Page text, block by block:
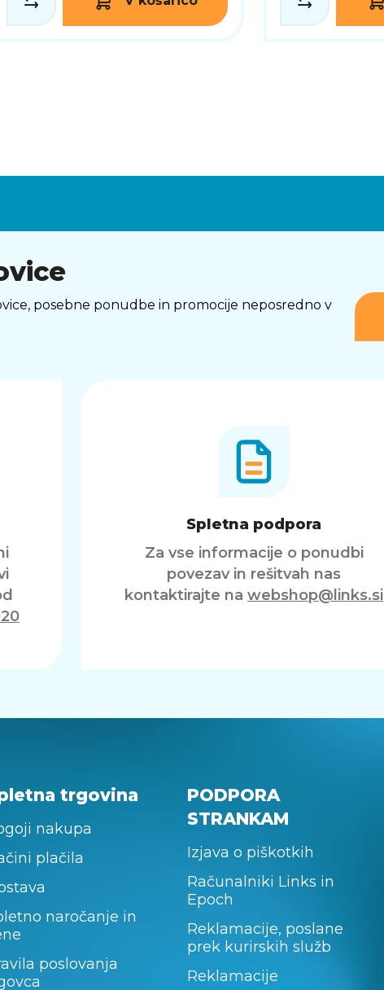
posebne ponudbe in promocije neposredno v
Spletna podpora
Za vse informacije o ponudbi
povezav in rešitvah nas
kontaktirajte na webshop@links.si
trgovina
nakupa
plačila
naročanje in
poslovanja
PODPORA
STRANKAM
Izjava o piškotkih
Računalniki Links in
Epoch
Reklamacije, poslane
prek kurirskih služb
Reklamacije